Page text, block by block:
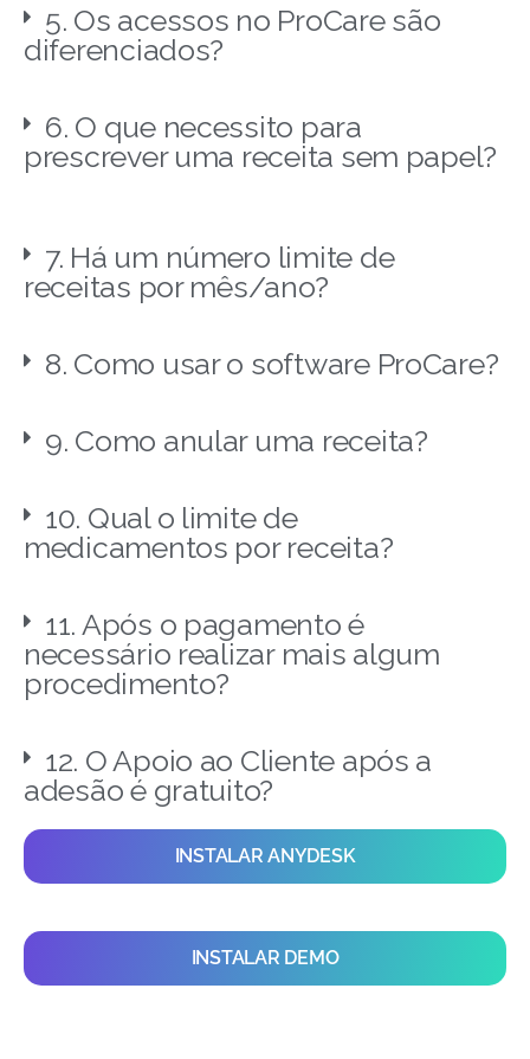
5. Os acessos no ProCare são
diferenciados?
6. O que necessito para
prescrever uma receita sem papel?
7. Há um número limite de
receitas por mês/ano?
8. Como usar o software ProCare?
9. Como anular uma receita?
10. Qual o limite de
medicamentos por receita?
11. Após o pagamento é
necessário realizar mais algum
procedimento?
12. O Apoio ao Cliente após a
adesão é gratuito?
INSTALAR ANYDESK
INSTALAR DEMO